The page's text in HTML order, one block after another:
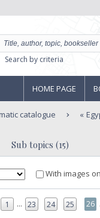
Search by criteria
HOME PAGE
catalogue
Sub topics (15)
With images
1 ... 23 24 25 26